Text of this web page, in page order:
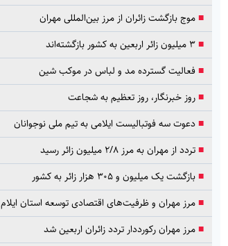
■موج بازگشت زائران از مرز بین‌المللی مهران
■۳ میلیون زائر اربعین به کشور بازگشته‌اند
■فعالیت گسترده مد و لباس در موکب شین
■روز خبرنگار، روز تعظیم به شجاعت
■دعوت سه فوتبالیست ایلامی به تیم ملی نوجوانان
■تردد از مهران به مرز ۲/۸ میلیون زائر رسید
■بازگشت یک میلیون و ۳۰۵ هزار زائر به کشور
■مرز مهران و ظرفیت‌های اقتصادی توسعه استان ایلام
■مرز مهران رکورددار تردد زائران اربعین شد